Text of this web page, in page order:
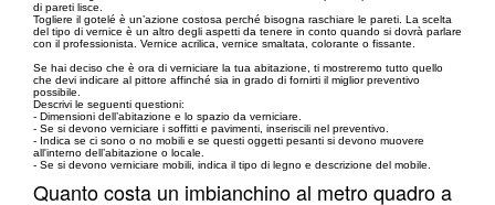
di pareti lisce.
Togliere il gotelé è un’azione costosa perché bisogna raschiare le pareti. La scelta
del tipo di vernice è un altro degli aspetti da tenere in conto quando si dovrà parlare
con il professionista. Vernice acrilica, vernice smaltata, colorante o fissante.
Se hai deciso che è ora di verniciare la tua abitazione, ti mostreremo tutto quello
che devi indicare al pittore affinché sia in grado di fornirti il miglior preventivo
possibile.
Descrivi le seguenti questioni:
- Dimensioni dell’abitazione e lo spazio da verniciare.
- Se si devono verniciare i soffitti e pavimenti, inseriscili nel preventivo.
- Indica se ci sono o no mobili e se questi oggetti pesanti si devono muovere
all'interno dell’abitazione o locale.
- Se si devono verniciare mobili, indica il tipo di legno e descrizione del mobile.
Quanto costa un imbianchino al metro quadro a